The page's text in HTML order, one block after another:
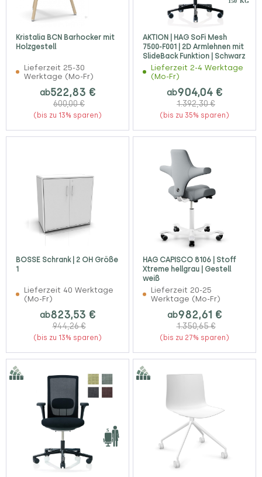
Kristalia BCN Barhocker mit
Holzgestell
Lieferzeit 25-30
Werktage (Mo-Fr)
ab522,83 €
600,00 €
(bis zu 13% sparen)
AKTION | HAG SoFi Mesh
7500-F001 | 2D Armlehnen mit
SlideBack Funktion | Schwarz
Lieferzeit 2-4 Werktage
(Mo-Fr)
ab904,04 €
1.392,30 €
(bis zu 35% sparen)
BOSSE Schrank | 2 OH Größe
1
Lieferzeit 40 Werktage
(Mo-Fr)
ab823,53 €
944,26 €
(bis zu 13% sparen)
HAG CAPISCO 8106 | Stoff
Xtreme hellgrau | Gestell
weiß
Lieferzeit 20-25
Werktage (Mo-Fr)
ab982,61 €
1.350,65 €
(bis zu 27% sparen)